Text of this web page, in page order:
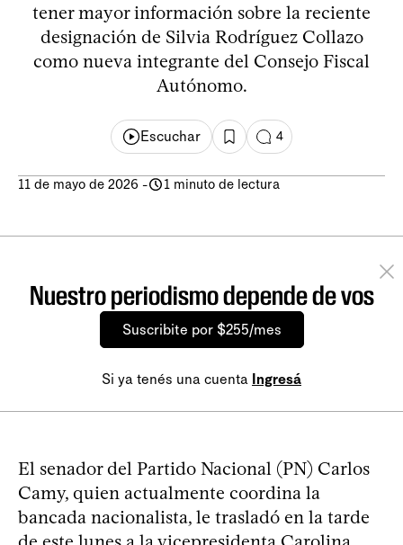
tener mayor información sobre la reciente
designación de Silvia Rodríguez Collazo
como nueva integrante del Consejo Fiscal
Autónomo.
Escuchar 4
11 de mayo de 2026 - 1 minuto de lectura
Nuestro periodismo depende de vos
Suscribite por $255/mes
Si ya tenés una cuenta Ingresá
El senador del Partido Nacional (PN) Carlos
Camy, quien actualmente coordina la
bancada nacionalista, le trasladó en la tarde